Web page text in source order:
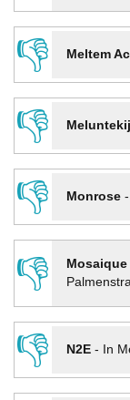
👎
Meltem
👎
👎
Monrose-
👎
Mosaique
👎
N2E- In